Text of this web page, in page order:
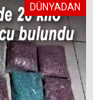
DÜNYADAN